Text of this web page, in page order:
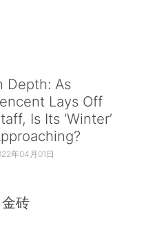
Depth: As
Lays Off
Is Its ‘Winter’
年04月01日
砖